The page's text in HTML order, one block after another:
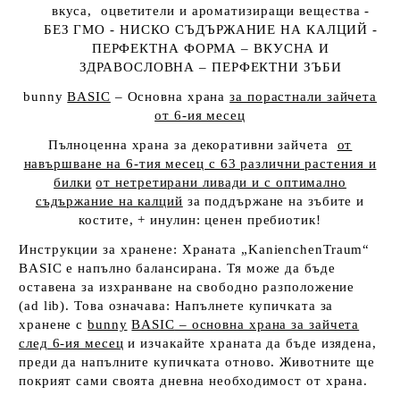
вкуса, оцветители и ароматизиращи вещества -
БЕЗ ГМО - НИСКО СЪДЪРЖАНИЕ НА КАЛЦИЙ -
ПЕРФЕКТНА ФОРМА – ВКУСНА И
ЗДРАВОСЛОВНА – ПЕРФЕКТНИ ЗЪБИ
bunny BASIC – Основна храназа порастнали зайчета
от 6-ия месец
Пълноценна храна за декоративни зайчета от
навършване на 6-тия месец с 63 различни растения и
билки от нетретирани ливади и с оптимално
съдържание на калций за поддържане на зъбите и
костите, + инулин: ценен пребиотик!
Инструкции за хранене: Храната „KanienchenTraum“
BASIC е напълно балансирана. Тя може да бъде
оставена за изхранване на свободно разположение
(ad lib). Това означава: Напълнете купичката за
хранене сbunny BASIC – основна храна за зайчета
след 6-ия месец и изчакайте храната да бъде изядена,
преди да напълните купичката отново. Животните ще
покрият сами своята дневна необходимост от храна.